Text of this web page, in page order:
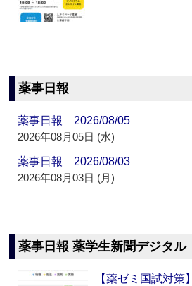
薬事日報
薬事日報 2026/08/05
2026年08月05日 (水)
薬事日報 2026/08/03
2026年08月03日 (月)
薬事日報 薬学生新聞デジタル
【薬ゼミ国試対策